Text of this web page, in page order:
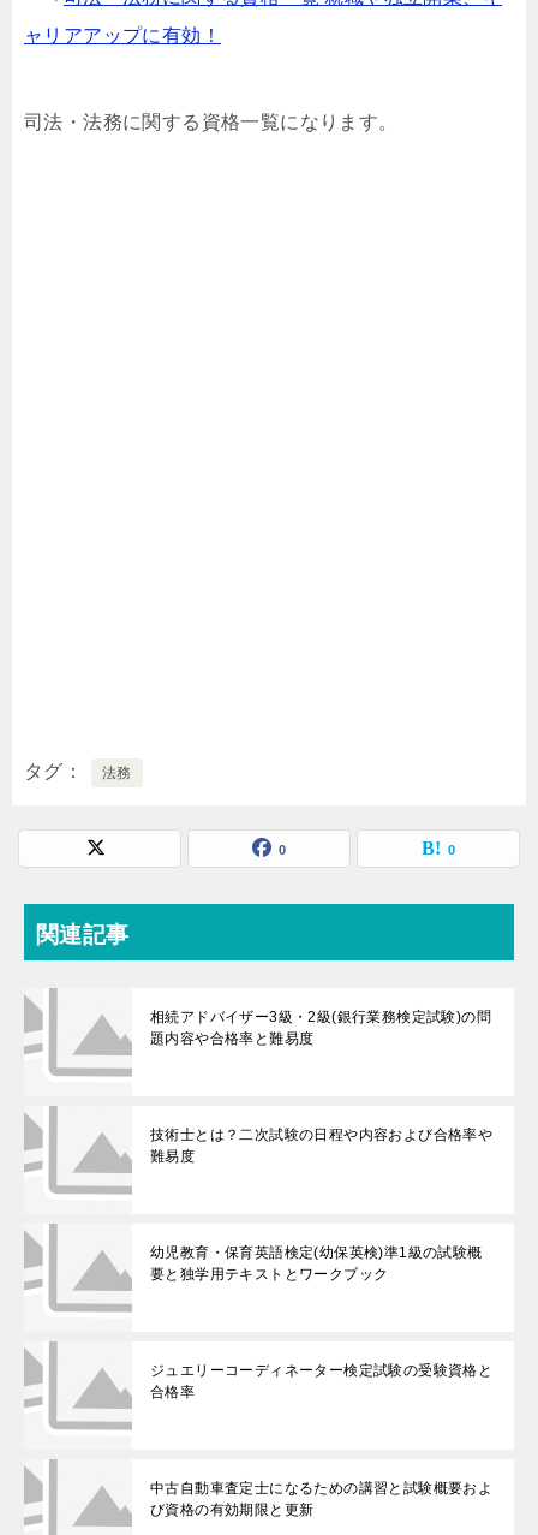
ャリアアップに有効！
司法・法務に関する資格一覧になります。
タグ 法務
0 0
関連記事
相続アドバイザー3級・2級(銀行業務検定試験)の問
題内容や合格率と難易度
技術士とは？二次試験の日程や内容および合格率や
難易度
幼児教育・保育英語検定(幼保英検)準1級の試験概
要と独学用テキストとワークブック
ジュエリーコーディネーター検定試験の受験資格と
合格率
中古自動車査定士になるための講習と試験概要およ
び資格の有効期限と更新